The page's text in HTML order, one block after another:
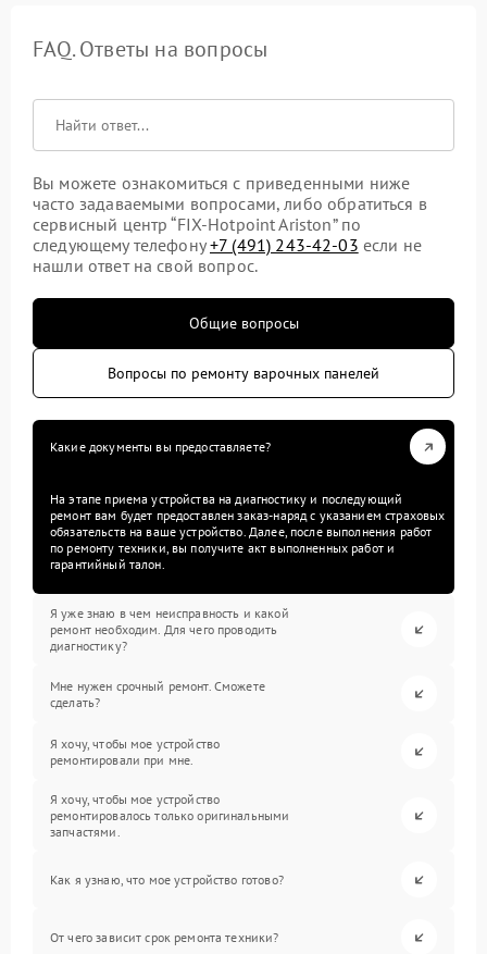
FAQ. Ответы на вопросы
Вы можете ознакомиться с приведенными ниже
часто задаваемыми вопросами, либо обратиться в
сервисный центр “FIX-Hotpoint Ariston” по
следующему телефону+7 (491) 243-42-03 если не
нашли ответ на свой вопрос.
Общие вопросы
Вопросы по ремонту варочных панелей
Какие документы вы предоставляете?
На этапе приема устройства на диагностику и последующий
ремонт вам будет предоставлен заказ-наряд с указанием страховых
обязательств на ваше устройство. Далее, после выполнения работ
по ремонту техники, вы получите акт выполненных работ и
гарантийный талон.
Я уже знаю в чем неисправность и какой
ремонт необходим. Для чего проводить
диагностику?
Мне нужен срочный ремонт. Сможете
сделать?
Я хочу, чтобы мое устройство
ремонтировали при мне.
Я хочу, чтобы мое устройство
ремонтировалось только оригинальными
запчастями.
Как я узнаю, что мое устройство готово?
От чего зависит срок ремонта техники?